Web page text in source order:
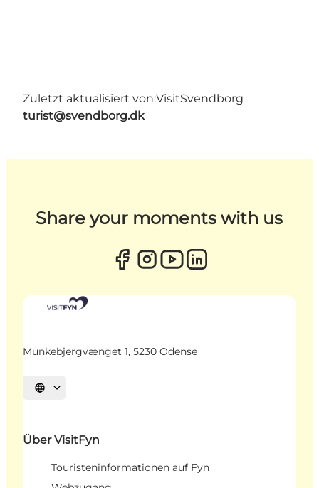
Zuletzt aktualisiert von:VisitSvendborg
turist@svendborg.dk
Share your moments with us
Munkebjergvænget 1, 5230 Odense
Sprache auswählen
Über VisitFyn
Touristeninformationen auf Fyn